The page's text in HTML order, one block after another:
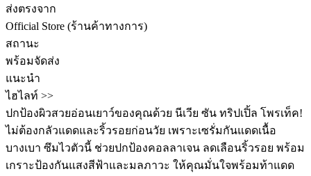
ส่งตรงจาก
Official Store (ร้านค้าทางการ)
สถานะ
พร้อมจัดส่ง
แนะนำ
ไฮไลท์ >>
ปกป้องผิวสวยอ่อนเยาว์ของคุณด้วย นีเวีย ซัน ทริปเปิ้ล โพรเท็ค! ️
ไม่ต้องกลัวแดดและริ้วรอยก่อนวัย เพราะเซรั่มกันแดดเนื้อ
บางเบา ซึมไวตัวนี้ ช่วยปกป้องคอลลาเจน ลดเลือนริ้วรอย พร้อม
เกราะป้องกันแสงสีฟ้าและมลภาวะ ให้คุณมั่นใจพร้อมท้าแดด